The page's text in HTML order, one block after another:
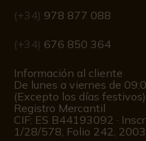
(+34) 978 877 088
(+34) 676 850 364
Información al cliente
De lunes a viernes de
(Excepto los días festivos)
Registro Mercantil
CIF: ES B44193092 ·
1/28/578, Folio 242,